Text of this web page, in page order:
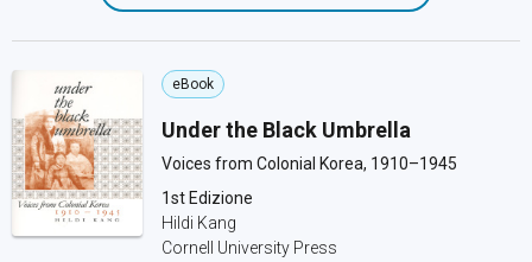
eBook
Under the Black Umbrella
Voices from Colonial Korea, 1910–1945
1st Edizione
Hildi Kang
Cornell University Press